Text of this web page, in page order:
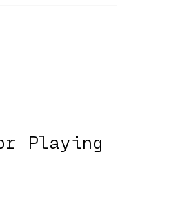
Playing